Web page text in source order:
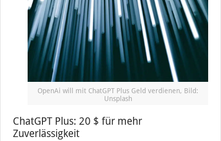
OpenAi will mit ChatGPT Plus Geld verdienen, Bild:
Unsplash
ChatGPT Plus: 20 $ für mehr
Zuverlässigkeit